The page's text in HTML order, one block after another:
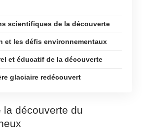
scientifiques de la découverte
et les défis environnementaux
et éducatif de la découverte
glaciaire redécouvert
la découverte du